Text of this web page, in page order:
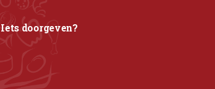
Iets doorgeven?